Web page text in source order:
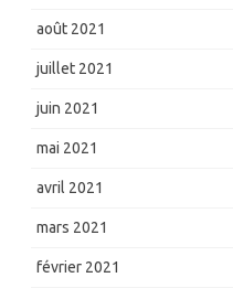
août 2021
juillet 2021
juin 2021
mai 2021
avril 2021
mars 2021
février 2021